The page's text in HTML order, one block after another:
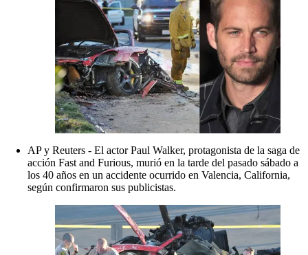
AP y Reuters - El actor Paul Walker, protagonista de la saga de
acción Fast and Furious, murió en la tarde del pasado sábado a
los 40 años en un accidente ocurrido en Valencia, California,
según confirmaron sus publicistas.